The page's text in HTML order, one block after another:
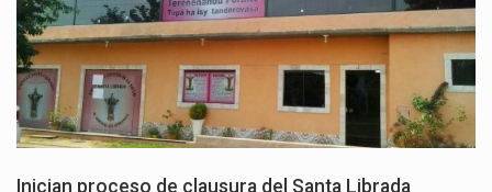
Inician proceso de clausura del Santa Librada